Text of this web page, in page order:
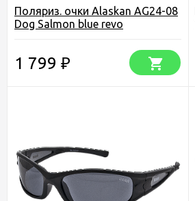
Поляриз. очки Alaskan AG24-08
Dog Salmon blue revo
1 799 ₽